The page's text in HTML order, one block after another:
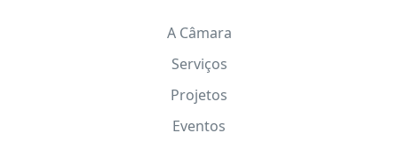
A Câmara
Serviços
Projetos
Eventos